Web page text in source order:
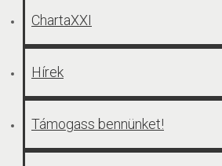
ChartaXXI
Hírek
Támogass bennünket!